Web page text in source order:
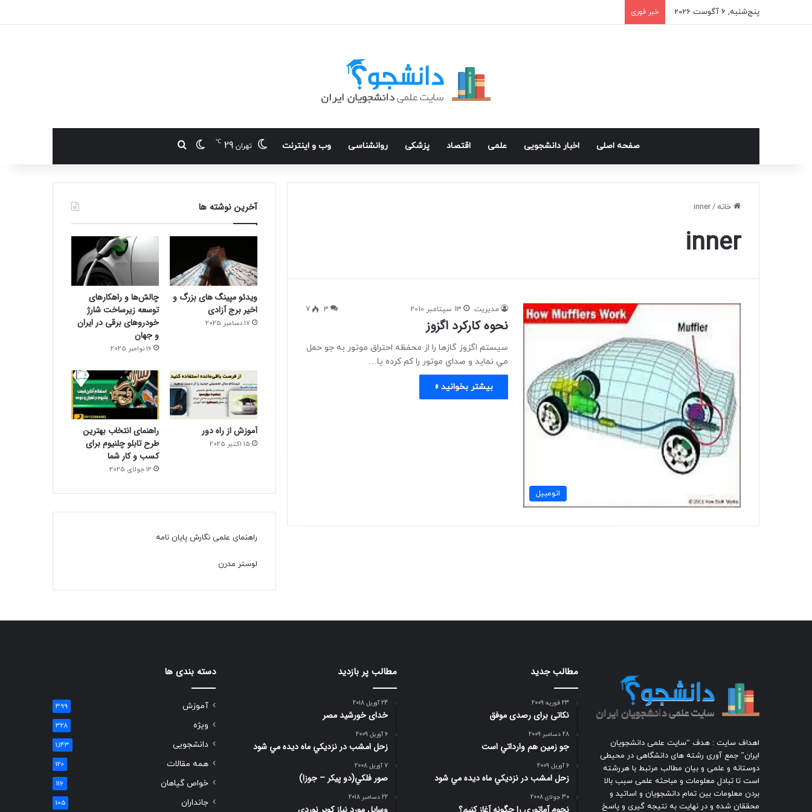
پنج‌شنبه, 6 آگوست 2026 خبر فوری
صفحه اصلی اخبار دانشجویی علمی اقتصاد پزشکی روانشناسی وب و اینترنت تهران 29
℃ تغییر پوسته
جستجو برای
خانه /
inner
inner
اتومبیل
مدیریت 13 سپتامبر 2010 3
7
نحوه کارکرد اگزوز
سيستم اگزوز گازها را از محفظه احتراق موتور به جو حمل
مي نمايد و صداي موتور را كم كرده يا…
بیشتر بخوانید »
آخرین نوشته ها
ویدئو مپینگ های بزرگ و
اخیر برج آزادی
17 دسامبر 2025
چالش‌ها و راهکارهای
توسعه زیرساخت شارژ
خودروهای برقی در ایران
و جهان
16 نوامبر 2025
آموزش از راه دور
15 اکتبر 2025
راهنمای انتخاب بهترین
طرح تابلو چلنیوم برای
کسب و کار شما
12 جولای 2025
راهنمای علمی نگارش پایان نامه
لوستر مدرن
اهداف سایت : هدف “سایت علمی دانشجویان
ایران” جمع آوری رشته های دانشگاهی در محیطی
دوستانه و علمی و بیان مطالب مرتبط با هررشته
است تا تبادل معلومات و مباحثه علمی سبب بالا
بردن معلومات بین تمام دانشجویان و اساتید و
محققان شده و در نهایت به نتیجه گیری و پاسخ
مطالب جدید
23 فوریه 2009
نکاتی برای رصدی موفق
28 دسامبر 2009
جو زمين هم وارداتي است
6 آوریل 2009
زحل امشب در نزديكي ماه ديده مي شود
30 جولای 2008
مطالب پر بازدید
24 آوریل 2018
خدای خورشید مصر
6 آوریل 2009
زحل امشب در نزديكي ماه ديده مي شود
7 آوریل 2008
صور فلكي(دو پیکر – جوزا)
22 دسامبر 2018
دسته بندی ها
آموزش 399
ویژه 328
دانشجویی 1,143
همه مقالات 120
خواص گیاهان 116
جانداران 105